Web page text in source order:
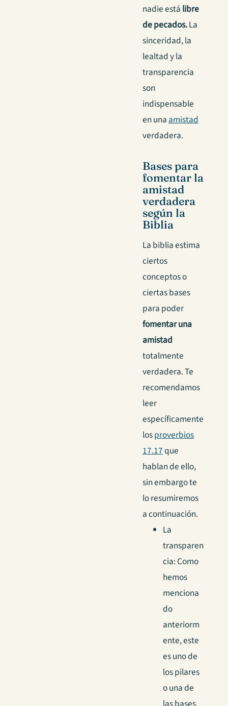
nadie está libre
de pecados.La
sinceridad, la
lealtad y la
transparencia
son
indispensable
en una amistad
verdadera.
Bases para
fomentar la
amistad
verdadera
según la
Biblia
La biblia estima
ciertos
conceptos o
ciertas bases
para poder
fomentar una
amistad
totalmente
verdadera. Te
recomendamos
leer
específicamente
losproverbios
17.17que
hablan de ello,
sin embargo te
lo resumiremos
a continuación.
La
transparen
cia: Como
hemos
menciona
do
anteriorm
ente, este
es uno de
los pilares
o una de